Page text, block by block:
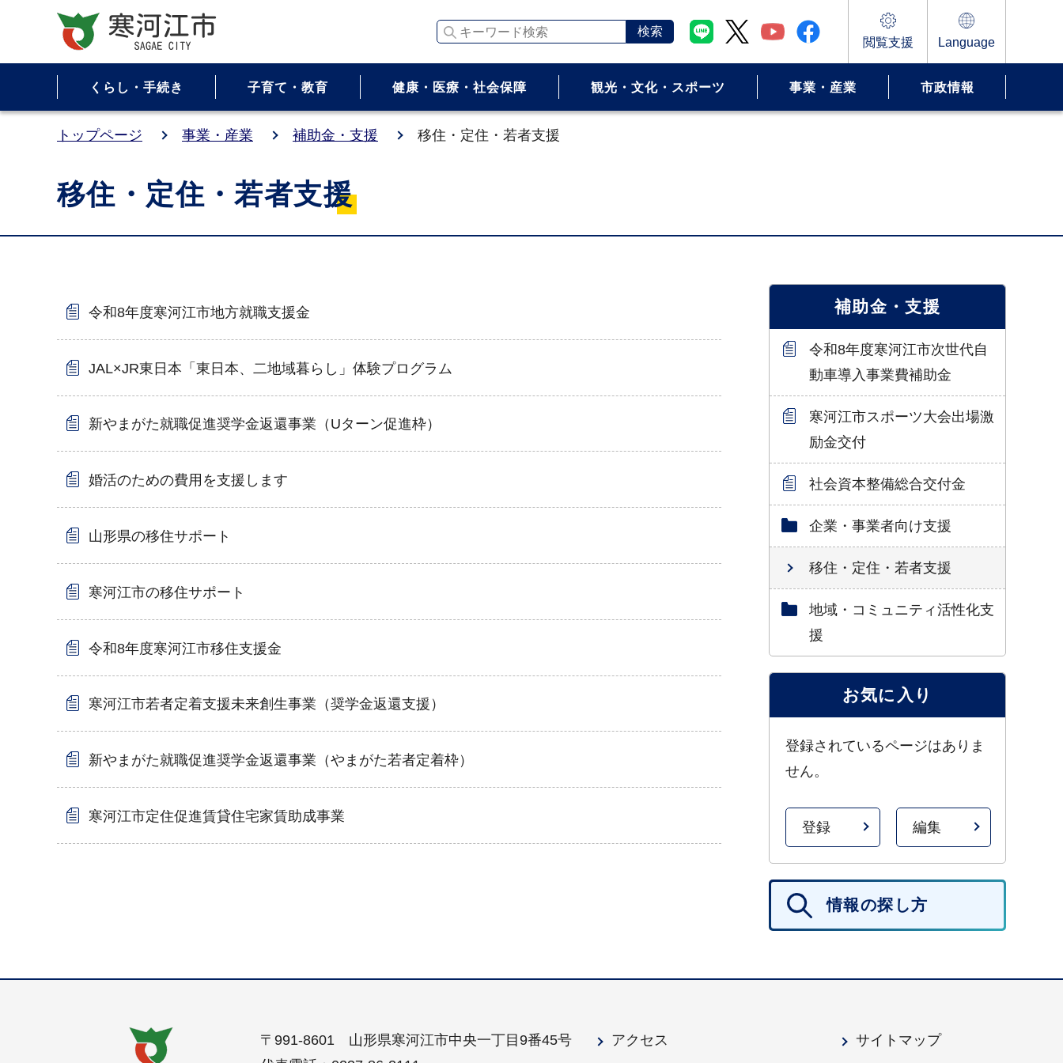
キーワード検索
閲覧支援 Language
くらし・手続き 子育て・教育 健康・医療・社会保障 観光・文化・スポーツ 事業・産業 市政情報
トップページ 事業・産業 補助金・支援 移住・定住・若者支援
移住・定住・若者支援
令和8年度寒河江市地方就職支援金
JAL×JR東日本「東日本、二地域暮らし」体験プログラム
新やまがた就職促進奨学金返還事業（Uターン促進枠）
婚活のための費用を支援します
山形県の移住サポート
寒河江市の移住サポート
令和8年度寒河江市移住支援金
寒河江市若者定着支援未来創生事業（奨学金返還支援）
新やまがた就職促進奨学金返還事業（やまがた若者定着枠）
寒河江市定住促進賃貸住宅家賃助成事業
補助金・支援
令和8年度寒河江市次世代自
動車導入事業費補助金
寒河江市スポーツ大会出場激
励金交付
社会資本整備総合交付金
企業・事業者向け支援
移住・定住・若者支援
地域・コミュニティ活性化支
援
お気に入り
登録されているページはありま
せん。
登録 編集
情報の探し方
〒991-8601 山形県寒河江市中央一丁目9番45号
アクセス サイトマップ